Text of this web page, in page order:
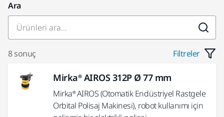
Ara
8 sonuç Filtreler
Mirka® AIROS 312P Ø 77 mm
Mirka® AIROS (Otomatik Endüstriyel Rastgele
Orbital Polisaj Makinesi), robot kullanımı için